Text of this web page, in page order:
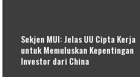
Sekjen MUI: Jelas UU Cipta Kerja
untuk Memuluskan Kepentingan
Investor dari China